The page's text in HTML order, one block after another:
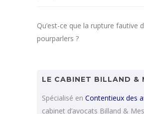
Qu’est-ce que la rupture fautive
pourparlers ?
LE CABINET BILLAND &
Spécialisé en Contentieux des
cabinet d’avocats Billand &